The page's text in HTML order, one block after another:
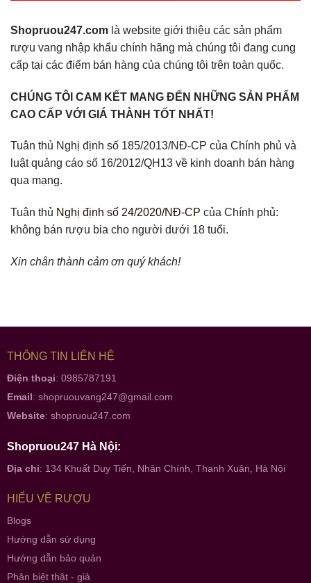
Shopruou247.com là website giới thiệu các sản phẩm
rượu vang nhập khẩu chính hãng mà chúng tôi đang cung
cấp tại các điểm bán hàng của chúng tôi trên toàn quốc.
CHÚNG TÔI CAM KẾT MANG ĐẾN NHỮNG SẢN PHẨM
CAO CẤP VỚI GIÁ THÀNH TỐT NHẤT!
Tuân thủ Nghị định số 185/2013/NĐ-CP của Chính phủ và
luật quảng cáo số 16/2012/QH13 về kinh doanh bán hàng
qua mạng.
Tuân thủ Nghị định số 24/2020/NĐ-CP của Chính phủ:
không bán rượu bia cho người dưới 18 tuổi.
Xin chân thành cảm ơn quý khách!
THÔNG TIN LIÊN HỆ
Điện thoại: 0985787191
Email: shopruouvang247@gmail.com
Website: shopruou247.com
Shopruou247 Hà Nội:
Địa chỉ: 134 Khuất Duy Tiến, Nhân Chính, Thanh Xuân, Hà Nội
HIỂU VỀ RƯỢU
Blogs
Hướng dẫn sử dụng
Hướng dẫn bảo quản
Phân biệt thật - giả